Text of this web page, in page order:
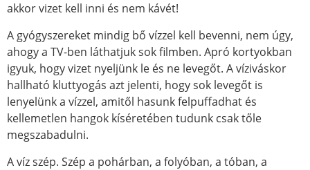
akkor vizet kell inni és nem kávét!
A gyógyszereket mindig bő vízzel kell bevenni, nem úgy,
ahogy a TV-ben láthatjuk sok filmben. Apró kortyokban
igyuk, hogy vizet nyeljünk le és ne levegőt. A víziváskor
hallható kluttyogás azt jelenti, hogy sok levegőt is
lenyelünk a vízzel, amitől hasunk felpuffadhat és
kellemetlen hangok kíséretében tudunk csak tőle
megszabadulni.
A víz szép. Szép a pohárban, a folyóban, a tóban, a